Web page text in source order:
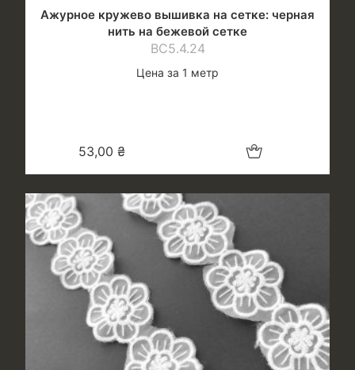
Ажурное кружево вышивка на сетке: черная
нить на бежевой сетке
ВС5.4.24
Цена за 1 метр
53,00 ₴ Добавить в корзину